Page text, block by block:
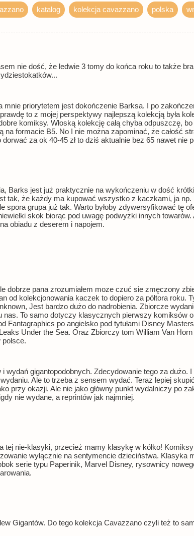
katalog kolekcja cavazzano polska
nie dość, że ledwie 3 tomy do końca roku to także
priorytetem jest dokończenie Barksa. I po
to z mojej perspektywy najlepszą kolekcją była
komiksy. Włoską kolekcję całą chyba odpuszczę,
na formacie B5. No I nie można zapominać, że całość
za ok 40-45 zł to dziś aktualnie bez 65 nawet nie
Barks jest już praktycznie na wykończeniu w dość
tak, że każdy ma kupować wszystko z kaczkami, ja
spora grupa już tak. Warto byłoby zdywersyfikować tę
skok biorąc pod uwagę podwyżki innych
obiadu z deserem i napojem.
dobrze pana zrozumiałem moze czuć sie zmęczony
od kolekcjonowania kaczek to dopiero za półtora roku.
Jest bardzo dużo do nadrobienia. Zbiorcze
nas. To samo dotyczy klasycznych pierwszy komiksów
Fantagraphics po angielsko pod tytułami Disney
Under the Sea. Oraz Zbiorczy tom William Van
polsce.
i wydań gigantopodobnych. Zdecydowanie tego za
Ale to trzeba z sensem wydać. Teraz lepiej
przy okazji. Ale nie jako główny punkt wydalniczy po
nie wydane, a reprintów jak najmniej.
tej nie-klasyki, przecież mamy klasykę w kółko!
wyłącznie na sentymencie dzieciństwa. Klasyka
serie typu Paperinik, Marvel Disney, rysownicy
Gigantów. Do tego kolekcja Cavazzano czyli też to